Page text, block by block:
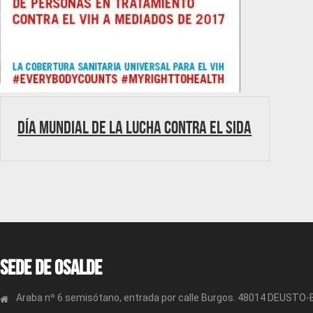
Día Mundial de la Lucha contra el Sida
Sede de OSALDE
Araba nº 6 semisótano, entrada por calle Burgos. 48014 DEUSTO-